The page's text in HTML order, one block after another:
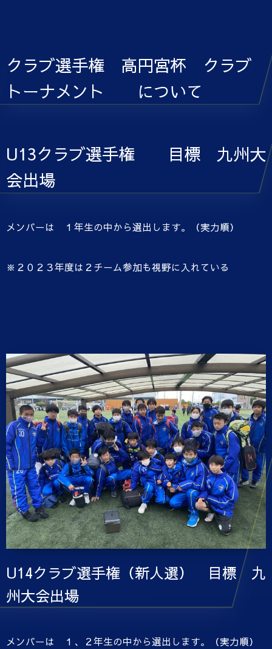
クラブ選手権 高円宮杯 クラブ
トーナメント について
U13クラブ選手権 目標 九州大
会出場
メンバーは １年生の中から選出します。（実力順）
※２０２３年度は２チーム参加も視野に入れている
U14クラブ選手権（新人選） 目標 九
州大会出場
メンバーは １、２年生の中から選出します。（実力順）